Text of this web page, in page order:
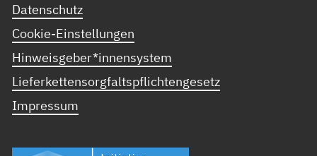
Datenschutz
Cookie-Einstellungen
Hinweisgeber*innensystem
Lieferkettensorgfaltspflichtengesetz
Impressum